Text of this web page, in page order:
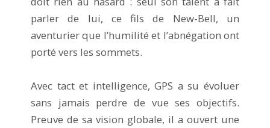
parler de lui, ce fils de New-Bell, un
aventurier que l’humilité et l’abnégation ont
porté vers les sommets.
Avec tact et intelligence, GPS a su évoluer
sans jamais perdre de vue ses objectifs.
Preuve de sa vision globale, il a ouvert une